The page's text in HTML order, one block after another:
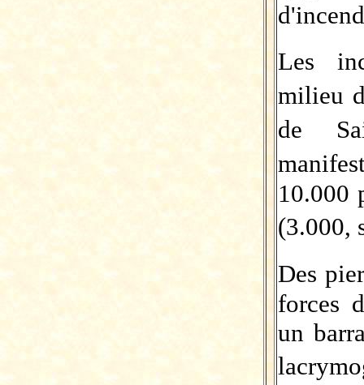
Les
milieu
de
10.000
(3.000,
Des
forces
un